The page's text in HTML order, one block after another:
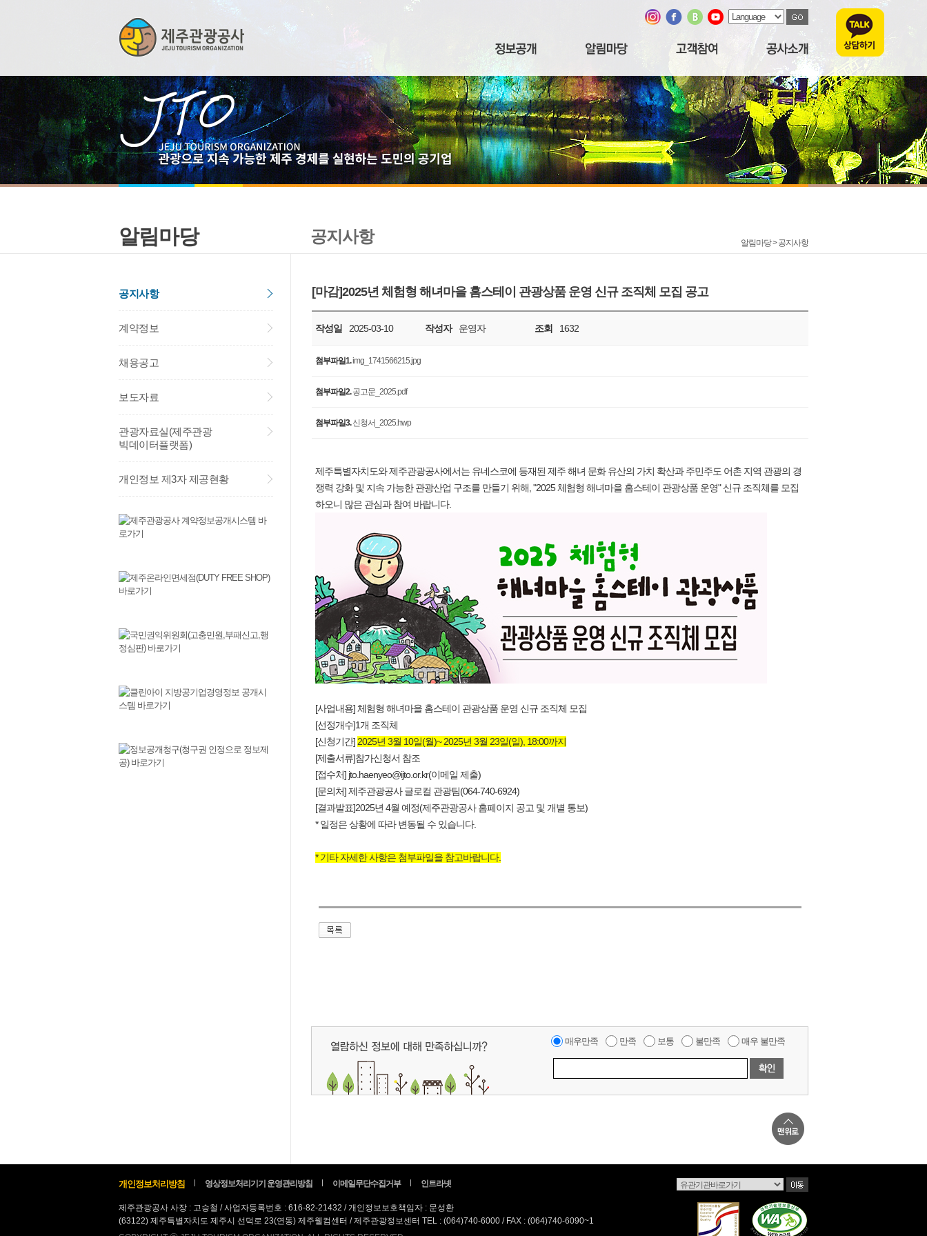
알림마당
공지사항
계약정보
채용공고
보도자료
관광자료실(제주관광
빅데이터플랫폼)
개인정보 제3자 제공현황
알림마당 >공지사항
공지사항
[마감]2025년 체험형 해녀마을 홈스테이 관광상품 운영 신규 조직체 모집 공고
작성일 2025-03-10 작성자 운영자 조회 1632
첨부파일1.img_1741566215.jpg
첨부파일2. 공고문_2025.pdf
첨부파일3. 신청서_2025.hwp
제주특별자치도와 제주관광공사에서는 유네스코에 등재된 제주 해녀 문화 유산의 가치 확산과 주민주도 어촌 지역 관광의 경
쟁력 강화 및 지속 가능한 관광산업 구조를 만들기 위해, "2025 체험형 해녀마을 홈스테이 관광상품 운영" 신규 조직체를 모집
하오니 많은 관심과 참여 바랍니다.
[사업내용] 체험형 해녀마을 홈스테이 관광상품 운영 신규 조직체 모집
[선정개수]1개 조직체
[신청기간] 2025년 3월 10일(월)~ 2025년 3월 23일(일), 18:00까지
[제출서류]참가신청서 참조
[접수처] jto.haenyeo@ijto.or.kr(이메일 제출)
[문의처] 제주관광공사 글로컬 관광팀(064-740-6924)
[결과발표]2025년 4월 예정(제주관광공사 홈페이지 공고 및 개별 통보)
* 일정은 상황에 따라 변동될 수 있습니다.
* 기타 자세한 사항은 첨부파일을 참고바랍니다.
매우만족 만족 보통 불만족 매우 불만족
개인정보처리방침 영상정보처리기기 운영관리방침 이메일무단수집거부 인트라넷
제주관광공사 사장 : 고승철 / 사업자등록번호 : 616-82-21432 / 개인정보보호책임자 : 문성환
(63122) 제주특별자치도 제주시 선덕로 23(연동) 제주웰컴센터 / 제주관광정보센터 TEL : (064)740-6000 / FAX : (064)740-6090~1